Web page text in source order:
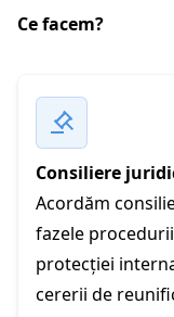
Ce facem?
Consiliere
Acordăm
fazele
protecţiei
cererii de